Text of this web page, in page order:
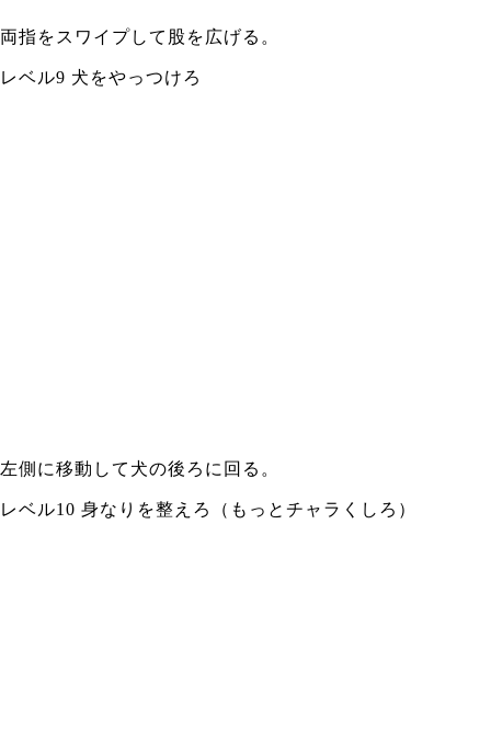
両指をスワイプして股を広げる。
レベル9 犬をやっつけろ
左側に移動して犬の後ろに回る。
レベル10 身なりを整えろ（もっとチャラくしろ）